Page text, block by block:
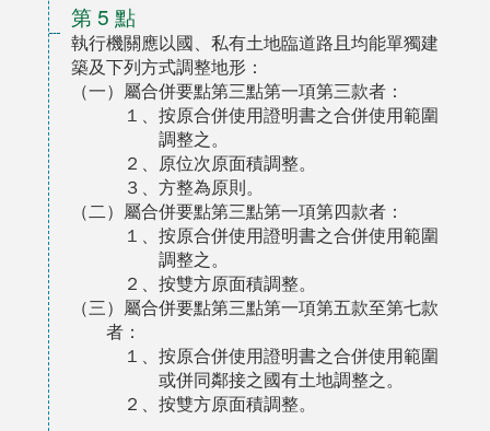
第 5 點
執行機關應以國、私有土地臨道路且均能單獨建
築及下列方式調整地形：
（一）屬合併要點第三點第一項第三款者：
１、按原合併使用證明書之合併使用範圍
調整之。
２、原位次原面積調整。
３、方整為原則。
（二）屬合併要點第三點第一項第四款者：
１、按原合併使用證明書之合併使用範圍
調整之。
２、按雙方原面積調整。
（三）屬合併要點第三點第一項第五款至第七款
者：
１、按原合併使用證明書之合併使用範圍
或併同鄰接之國有土地調整之。
２、按雙方原面積調整。